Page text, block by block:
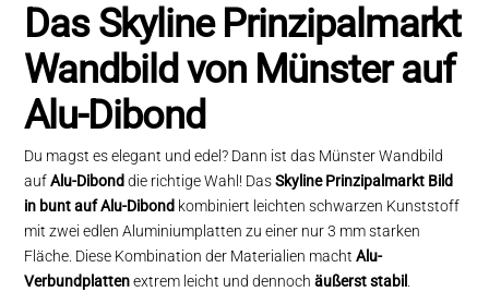
Das Skyline Prinzipalmarkt
Wandbild von Münster auf
Alu-Dibond
Du magst es elegant und edel? Dann ist das Münster Wandbild
aufAlu-Dibonddie richtige Wahl! DasSkyline Prinzipalmarkt Bild
in bunt auf Alu-Dibond kombiniert leichten schwarzen Kunststoff
mit zwei edlen Aluminiumplatten zu einer nur 3 mm starken
Fläche. Diese Kombination der Materialien machtAlu-
Verbundplattenextrem leicht und dennochäußerst stabil .